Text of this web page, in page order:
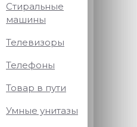
Стиральные
машины
Телевизоры
Телефоны
Товар в пути
Умные унитазы